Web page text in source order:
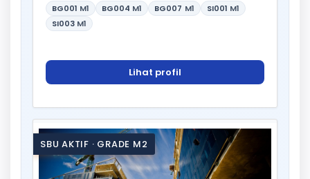
BG001 M1 BG004 M1 BG007 M1 SI001 M1
SI003 M1
Lihat profil
SBU AKTIF · GRADE M2